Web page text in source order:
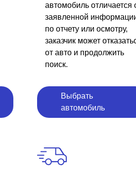
автомобиль отличается
заявленной
по отчету или осмотру,
заказчик может
от авто и продолжить
поиск.
Выбрать
автомобиль